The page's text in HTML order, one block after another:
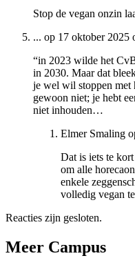
Stop de vegan onzin
... op 17 oktober 2025
“in 2023 wilde het
in 2030. Maar dat
je wel wil stoppen met
gewoon niet; je hebt
niet inhouden…
Elmer Smaling
Dat is iets te
om alle
enkele
volledig vegan
Reacties zijn gesloten.
Meer Campus